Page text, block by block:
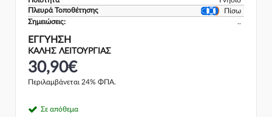
Πλευρά Τοποθέτησης
Πίσω
Σημειώσεις:
..
ΕΓΓΎΗΣΗ
ΚΑΛΗΣ ΛΕΙΤΟΥΡΓΙΑΣ
30,90€
Περιλαμβάνεται 24% ΦΠΑ.
Σε απόθεμα